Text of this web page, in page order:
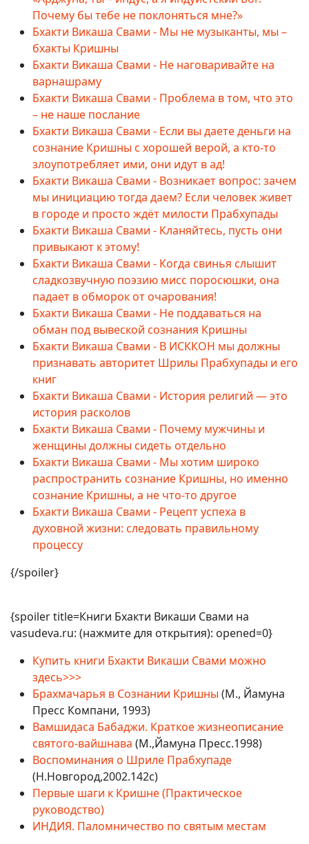
Почему бы тебе не поклоняться мне?»
Бхакти Викаша Свами - Мы не музыканты, мы –
бхакты Кришны
Бхакти Викаша Свами - Не наговаривайте на
варнашраму
Бхакти Викаша Свами - Проблема в том, что это
– не наше послание
Бхакти Викаша Свами - Если вы даете деньги на
сознание Кришны с хорошей верой, а кто-то
злоупотребляет ими, они идут в ад!
Бхакти Викаша Свами - Возникает вопрос: зачем
мы инициацию тогда даем? Если человек живет
в городе и просто ждёт милости Прабхупады
Бхакти Викаша Свами - Кланяйтесь, пусть они
привыкают к этому!
Бхакти Викаша Свами - Когда свинья слышит
сладкозвучную поэзию мисс поросюшки, она
падает в обморок от очарования!
Бхакти Викаша Свами - Не поддаваться на
обман под вывеской сознания Кришны
Бхакти Викаша Свами - В ИСККОН мы должны
признавать авторитет Шрилы Прабхупады и его
книг
Бхакти Викаша Свами - История религий — это
история расколов
Бхакти Викаша Свами - Почему мужчины и
женщины должны сидеть отдельно
Бхакти Викаша Свами - Мы хотим широко
распространить сознание Кришны, но именно
сознание Кришны, а не что-то другое
Бхакти Викаша Свами - Рецепт успеха в
духовной жизни: следовать правильному
процессу
{/spoiler}
{spoiler title=Книги Бхакти Викаши Свами на
vasudeva.ru: (нажмите для открытия): opened=0}
Купить книги Бхакти Викаши Свами можно
здесь>>>
Брахмачарья в Сознании Кришны (М., Йамуна
Пресс Компани, 1993)
Вамшидаса Бабаджи. Краткое жизнеописание
святого-вайшнава (М.,Йамуна Пресс.1998)
Воспоминания о Шриле Прабхупаде
(Н.Новгород,2002.142с)
Первые шаги к Кришне (Практическое
руководство)
ИНДИЯ. Паломничество по святым местам